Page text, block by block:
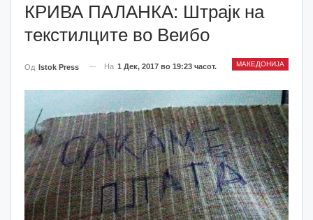
КРИВА ПАЛАНКА: Штрајк на
текстилците во Веибо
МАКЕДОНИЈА
Од Istok Press На 1 Дек, 2017 во 19:23 часот.